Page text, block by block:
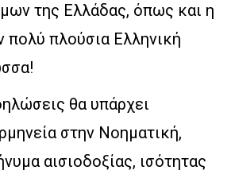
της Ελλάδας, όπως και η
πολύ πλούσια Ελληνική
θα υπάρχει
στην Νοηματική,
αισιοδοξίας, ισότητας